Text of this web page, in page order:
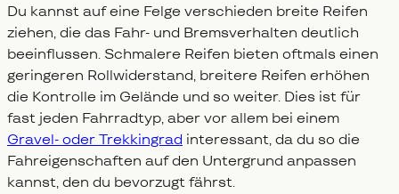
Du kannst auf eine Felge verschieden breite Reifen
ziehen, die das Fahr- und Bremsverhalten deutlich
beeinflussen. Schmalere Reifen bieten oftmals einen
geringeren Rollwiderstand, breitere Reifen erhöhen
die Kontrolle im Gelände und so weiter. Dies ist für
fast jeden Fahrradtyp, aber vor allem bei einem
Gravel- oder Trekkingrad interessant, da du so die
Fahreigenschaften auf den Untergrund anpassen
kannst, den du bevorzugt fährst.